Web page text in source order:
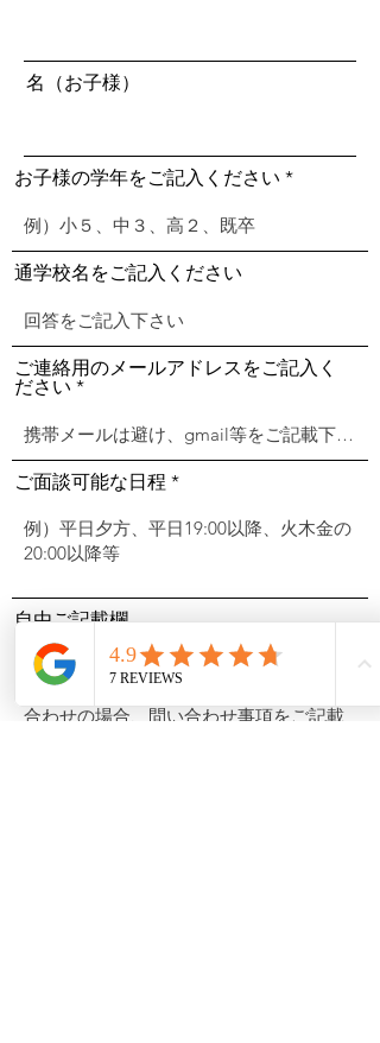
名（お子様）
お子様の学年をご記入ください
通学校名をご記入ください
ご連絡用のメールアドレスをご記入く
ださい
ご面談可能な日程
自由ご記載欄